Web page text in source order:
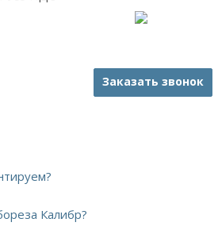
Заказать звонок
Калибр?